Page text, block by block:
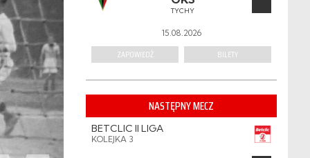
TYCHY
15.08.2026
ZAPOWIEDŹ BILETY
NASTĘPNY MECZ
BETCLIC II LIGA
KOLEJKA 3